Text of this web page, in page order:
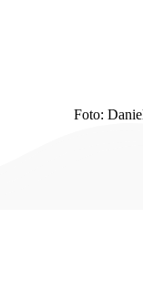
Foto: